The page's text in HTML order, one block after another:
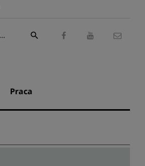
Wyszukaj:
search
Praca